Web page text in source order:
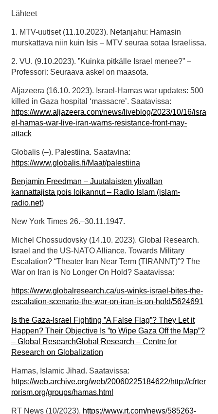
Lähteet
1. MTV-uutiset (11.10.2023). Netanjahu: Hamasin
murskattava niin kuin Isis – MTV seuraa sotaa Israelissa.
2. VU. (9.10.2023). ”Kuinka pitkälle Israel menee?” –
Professori: Seuraava askel on maasota.
Aljazeera (16.10. 2023). Israel-Hamas war updates: 500
killed in Gaza hospital ‘massacre’. Saatavissa:
https://www.aljazeera.com/news/liveblog/2023/10/16/isra
el-hamas-war-live-iran-warns-resistance-front-may-
attack
Globalis (–). Palestiina. Saatavina:
https://www.globalis.fi/Maat/palestiina
Benjamin Freedman – Juutalaisten ylivallan
kannattajista pois loikannut – Radio Islam (islam-
radio.net)
New York Times 26.–30.11.1947.
Michel Chossudovsky (14.10. 2023). Global Research.
Israel and the US-NATO Alliance. Towards Military
Escalation? “Theater Iran Near Term (TIRANNT)”? The
War on Iran is No Longer On Hold? Saatavissa:
https://www.globalresearch.ca/us-winks-israel-bites-the-
escalation-scenario-the-war-on-iran-is-on-hold/5624691
Is the Gaza-Israel Fighting ”A False Flag”? They Let it
Happen? Their Objective Is ”to Wipe Gaza Off the Map”?
– Global ResearchGlobal Research – Centre for
Research on Globalization
Hamas, Islamic Jihad. Saatavissa:
https://web.archive.org/web/20060225184622/http://cfrter
rorism.org/groups/hamas.html
RT News (10/2023). https://www.rt.com/news/585263-